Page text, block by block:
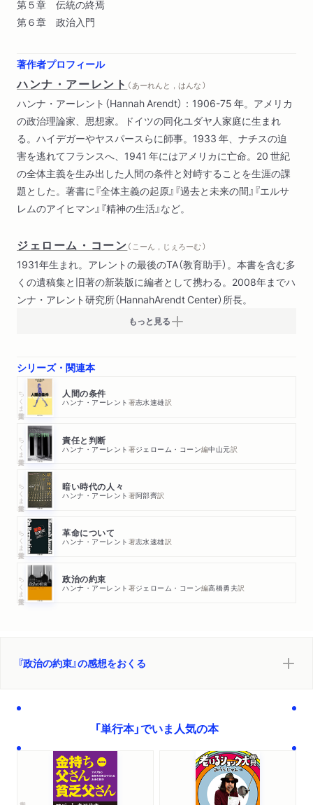
第５章 伝統の終焉
第６章 政治入門
著作者プロフィール
ハンナ・アーレント （ あーれんと，はんな ）
ハンナ・アーレント（Hannah Arendt）：1906-75 年。アメリカ
の政治理論家、思想家。ドイツの同化ユダヤ人家庭に生まれ
る。ハイデガーやヤスパースらに師事。1933 年、ナチスの迫
害を逃れてフランスへ、1941 年にはアメリカに亡命。20 世紀
の全体主義を生み出した人間の条件と対峙することを生涯の課
題とした。著書に『全体主義の起原』『過去と未来の間』『エルサ
レムのアイヒマン』『精神の生活』など。
ジェローム・コーン（ こーん，じぇろーむ ）
1931年生まれ。アレントの最後のTA（教育助手）。本書を含む多
くの遺稿集と旧著の新装版に編者として携わる。2008年までハ
ンナ・アレント研究所（HannahArendt Center）所長。
もっと見る
シリーズ・関連本
ちくま学芸文庫 人間の条件
ハンナ・アーレント 著志水速雄訳
ちくま学芸文庫 責任と判断
ハンナ・アーレント 著ジェローム・コーン編中山元訳
ちくま学芸文庫 暗い時代の人々
ハンナ・アーレント 著阿部齊訳
ちくま学芸文庫 革命について
ハンナ・アーレント 著志水速雄訳
ちくま学芸文庫 政治の約束
ハンナ・アーレント 著ジェローム・コーン編高橋勇夫訳
『政治の約束』の感想をおくる
「単行本」でいま人気の本